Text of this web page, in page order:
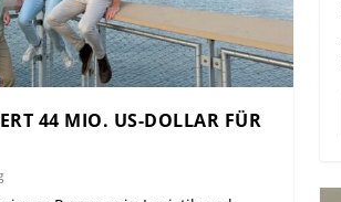
44 MIO. US-DOLLAR FÜR